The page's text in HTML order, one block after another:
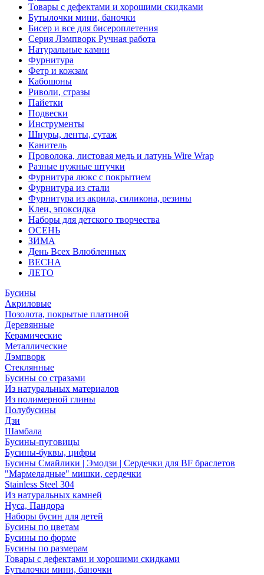
Товары с дефектами и хорошими скидками
Бутылочки мини, баночки
Бисер и все для бисероплетения
Серия Лэмпворк Ручная работа
Натуральные камни
Фурнитура
Фетр и кожзам
Кабошоны
Риволи, стразы
Пайетки
Подвески
Инструменты
Шнуры, ленты, сутаж
Канитель
Проволока, листовая медь и латунь Wire Wrap
Разные нужные штучки
Фурнитура люкс с покрытием
Фурнитура из стали
Фурнитура из акрила, силикона, резины
Клеи, эпоксидка
Наборы для детского творчества
ОСЕНЬ
ЗИМА
День Всех Влюбленных
ВЕСНА
ЛЕТО
Бусины
Акриловые
Позолота, покрытые платиной
Деревянные
Керамические
Металлические
Лэмпворк
Стеклянные
Бусины со стразами
Из натуральных материалов
Из полимерной глины
Полубусины
Дзи
Шамбала
Бусины-пуговицы
Бусины-буквы, цифры
Бусины Смайлики | Эмодзи | Сердечки для BF браслетов
"Мармеладные" мишки, сердечки
Stainless Steel 304
Из натуральных камней
Нуса, Пандора
Наборы бусин для детей
Бусины по цветам
Бусины по форме
Бусины по размерам
Товары с дефектами и хорошими скидками
Бутылочки мини, баночки